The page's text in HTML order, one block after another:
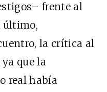
frente al
último,
la crítica al
que la
real había